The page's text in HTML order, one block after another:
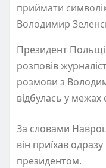
приймати
Володимир
Президент
розповів
розмови з
відбулась у межах
За словами
він приїхав одразу
президентом.